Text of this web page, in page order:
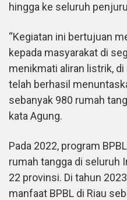
hingga ke seluruh
“Kegiatan ini bertujuan
kepada masyarakat di
menikmati aliran listrik, di
telah berhasil
sebanyak 980 rumah
kata Agung.
Pada 2022, program
rumah tangga di seluruh
22 provinsi. Di tahun
manfaat BPBL di Riau